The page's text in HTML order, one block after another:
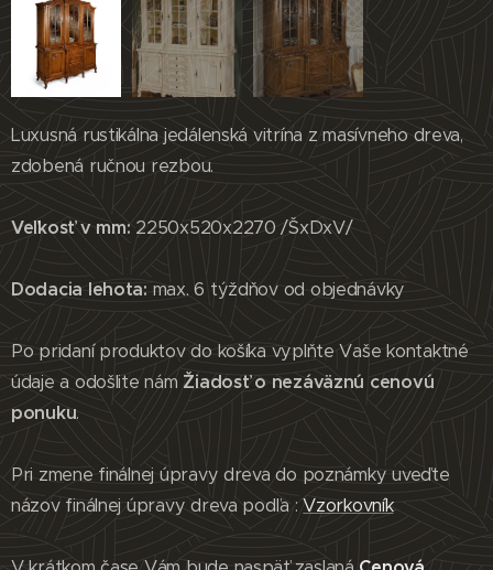
Rustikálna jedálenská vitrína Royal
Rustikálna jedálenská vitrína Royal
Luxusná rustikálna jedálenská vitrína z masívneho dreva,
zdobená ručnou rezbou.
Veľkosť v mm:2250x520x2270 /ŠxDxV/
Dodacia lehota:max. 6 týždňov od objednávky
Po pridaní produktov do košíka vyplňte Vaše kontaktné
údaje a odošlite nám Žiadosť o nezáväznú cenovú
ponuku.
Pri zmene finálnej úpravy dreva do poznámky uveďte
názov finálnej úpravy dreva podľa :Vzorkovník